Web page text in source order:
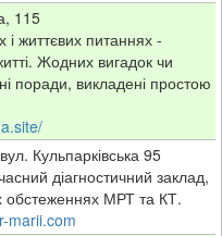
115
життєвих питаннях -
Жодних вигадок чи
поради, викладені простою
вул. Кульпарківська 95
діагностичний заклад,
обстеженнях МРТ та КТ.
marii.com